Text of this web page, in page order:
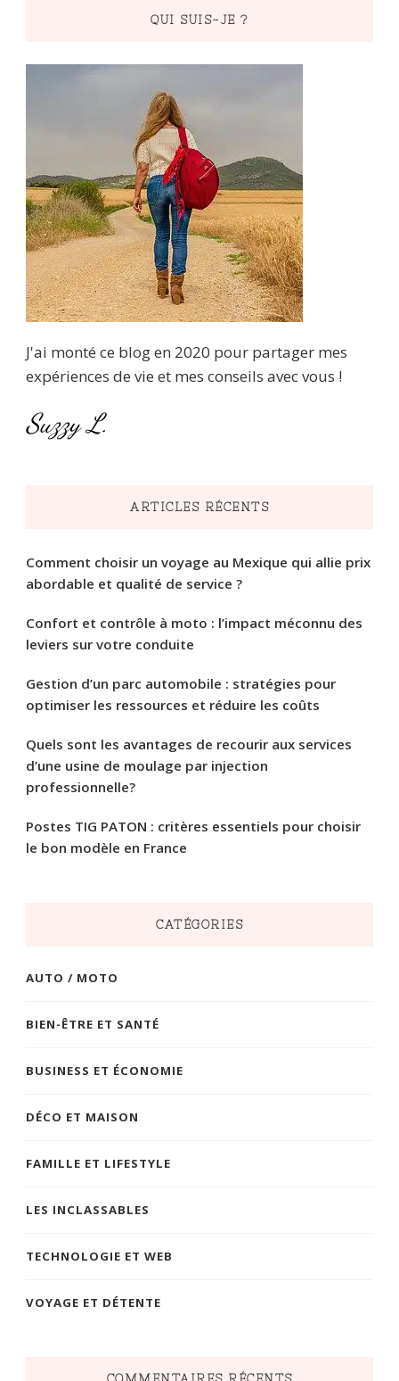
QUI SUIS-JE ?
J'ai monté ce blog en 2020 pour partager mes
expériences de vie et mes conseils avec vous !
Suzzy L.
ARTICLES RÉCENTS
Comment choisir un voyage au Mexique qui allie prix
abordable et qualité de service ?
Confort et contrôle à moto : l’impact méconnu des
leviers sur votre conduite
Gestion d’un parc automobile : stratégies pour
optimiser les ressources et réduire les coûts
Quels sont les avantages de recourir aux services
d’une usine de moulage par injection
professionnelle?
Postes TIG PATON : critères essentiels pour choisir
le bon modèle en France
CATÉGORIES
AUTO / MOTO
BIEN-ÊTRE ET SANTÉ
BUSINESS ET ÉCONOMIE
DÉCO ET MAISON
FAMILLE ET LIFESTYLE
LES INCLASSABLES
TECHNOLOGIE ET WEB
VOYAGE ET DÉTENTE